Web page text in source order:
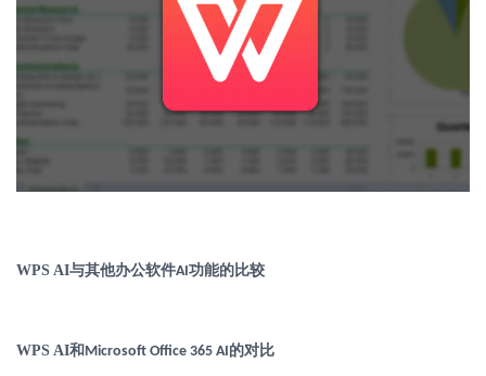
WPS AI与其他办公软件AI 功能的比较
WPS AI和 Microsoft Office 365 AI 的对比